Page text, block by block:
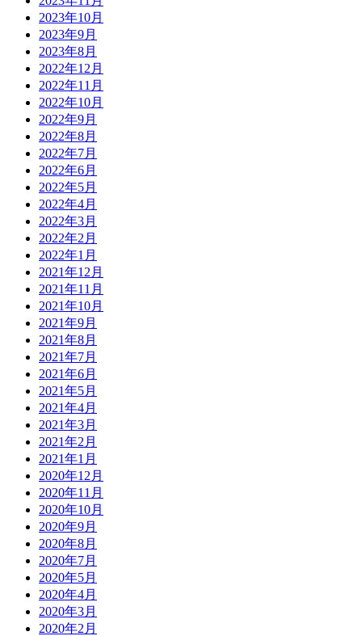
2023年10月
2023年9月
2023年8月
2022年12月
2022年11月
2022年10月
2022年9月
2022年8月
2022年7月
2022年6月
2022年5月
2022年4月
2022年3月
2022年2月
2022年1月
2021年12月
2021年11月
2021年10月
2021年9月
2021年8月
2021年7月
2021年6月
2021年5月
2021年4月
2021年3月
2021年2月
2021年1月
2020年12月
2020年11月
2020年10月
2020年9月
2020年8月
2020年7月
2020年5月
2020年4月
2020年3月
2020年2月